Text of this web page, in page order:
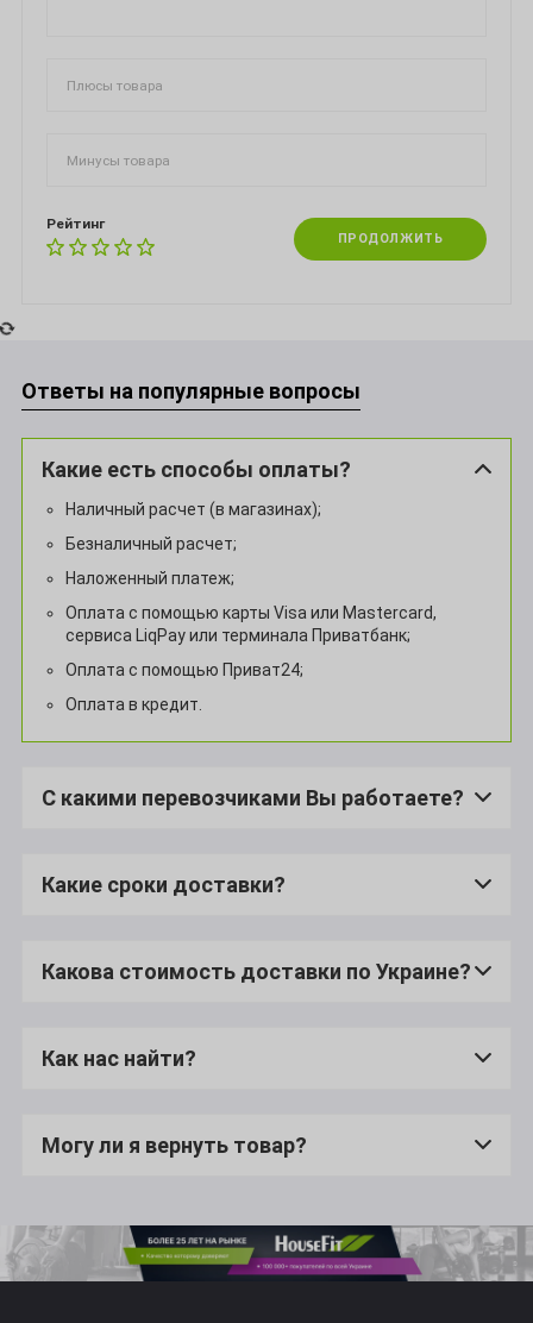
Рейтинг
ПРОДОЛЖИТЬ
Ответы на популярные вопросы
Какие есть способы оплаты?
Наличный расчет (в магазинах);
Безналичный расчет;
Наложенный платеж;
Оплата с помощью карты Visa или Mastercard,
сервиса LiqPay или терминала Приватбанк;
Оплата с помощью Приват24;
Оплата в кредит.
С какими перевозчиками Вы работаете?
Какие сроки доставки?
Какова стоимость доставки по Украине?
Как нас найти?
Могу ли я вернуть товар?